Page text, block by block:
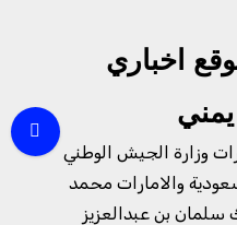
اخباري
وزارة الجيش الوطني
والامارات محمد
سلمان بن عبدالعزيز